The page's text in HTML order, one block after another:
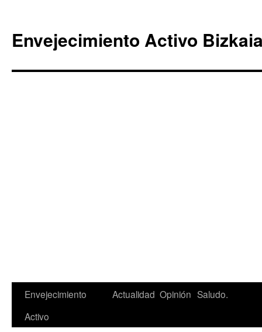
Envejecimiento Activo
Saltar
Envejecimiento
Activo
Actualidad Opinión Saludo.